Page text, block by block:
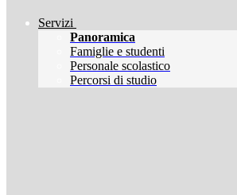
Servizi
Panoramica
Famiglie e studenti
Personale scolastico
Percorsi di studio